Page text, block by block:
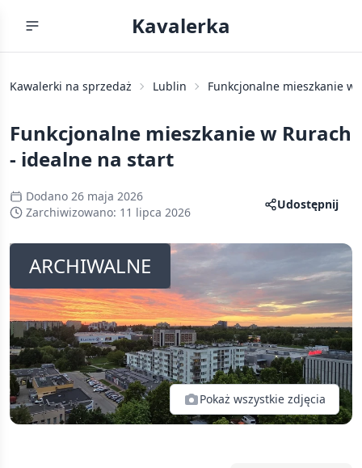
Kavalerka
Kawalerki na sprzedaż Lublin Funkcjonalne mieszkanie
Funkcjonalne mieszkanie w Rurach
- idealne na start
Dodano 26 maja 2026
Zarchiwizowano: 11 lipca 2026
Udostępnij
ARCHIWALNE
Pokaż wszystkie zdjęcia